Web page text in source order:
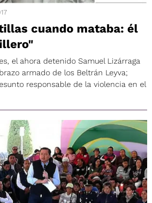
cuando mataba: él
el ahora detenido Samuel Lizárraga
armado de los Beltrán Leyva;
responsable de la violencia en el